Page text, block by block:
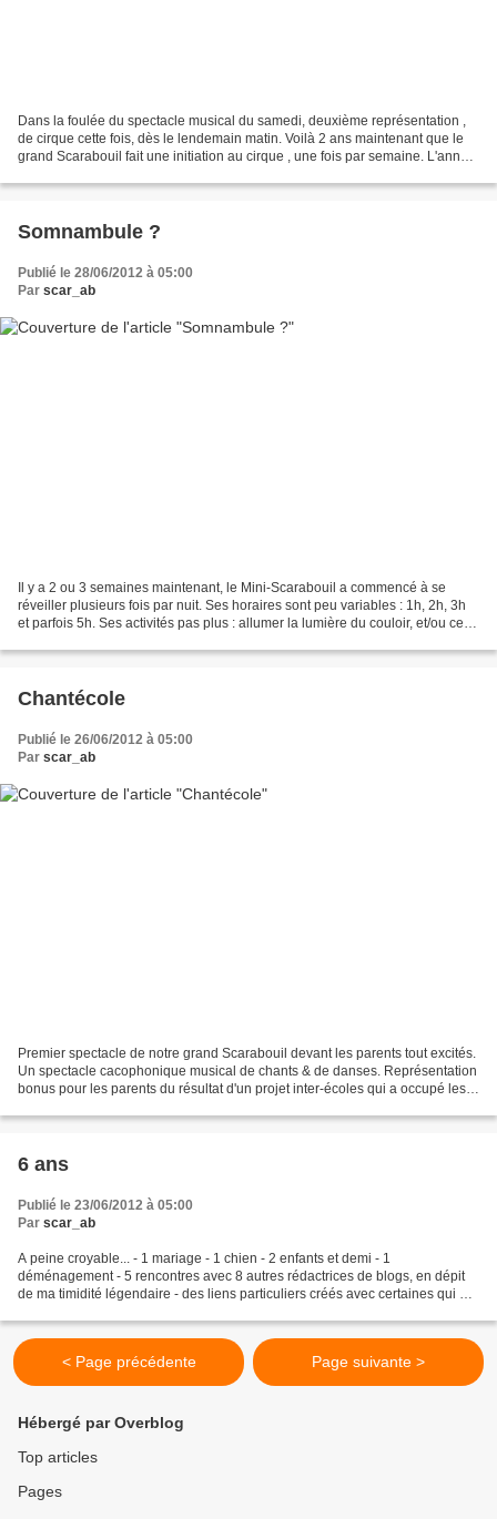
Dans la foulée du spectacle musical du samedi, deuxième représentation ,
de cirque cette fois, dès le lendemain matin. Voilà 2 ans maintenant que le
grand Scarabouil fait une initiation au cirque , une fois par semaine. L'année
Somnambule ?
Publié le 28/06/2012 à 05:00
Par scar_ab
Il y a 2 ou 3 semaines maintenant, le Mini-Scarabouil a commencé à se
réveiller plusieurs fois par nuit. Ses horaires sont peu variables : 1h, 2h, 3h
et parfois 5h. Ses activités pas plus : allumer la lumière du couloir, et/ou celle
Chantécole
Publié le 26/06/2012 à 05:00
Par scar_ab
Premier spectacle de notre grand Scarabouil devant les parents tout excités.
Un spectacle cacophonique musical de chants & de danses. Représentation
bonus pour les parents du résultat d'un projet inter-écoles qui a occupé les
6 ans
Publié le 23/06/2012 à 05:00
Par scar_ab
A peine croyable... - 1 mariage - 1 chien - 2 enfants et demi - 1
déménagement - 5 rencontres avec 8 autres rédactrices de blogs, en dépit
de ma timidité légendaire - des liens particuliers créés avec certaines qui ont
< Page précédente Page suivante >
Hébergé par Overblog
Top articles
Pages